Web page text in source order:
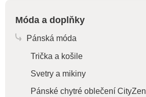
Móda a doplňky
Pánská móda
Trička a košile
Svetry a mikiny
Pánské chytré oblečení CityZen